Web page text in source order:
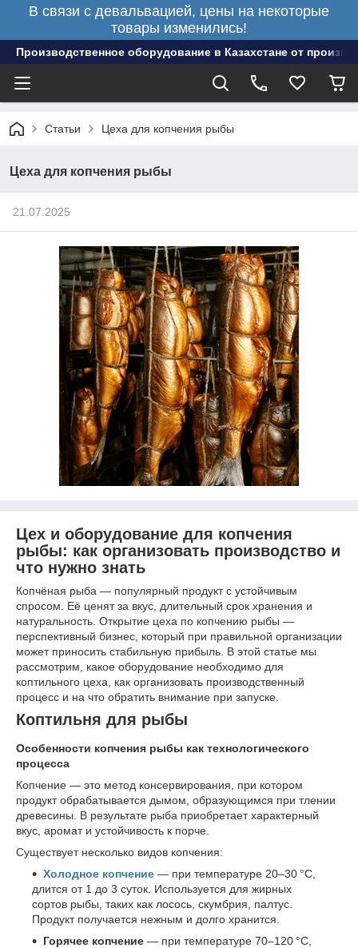
В связи с девальвацией, цены на некоторые
товары изменились!
Производственное оборудование в Казахстане от
Статьи Цеха для копчения рыбы
Цеха для копчения рыбы
21.07.2025
Цех и оборудование для копчения
рыбы: как организовать производство и
что нужно знать
Копчёная рыба — популярный продукт с устойчивым
спросом. Её ценят за вкус, длительный срок хранения и
натуральность. Открытие цеха по копчению рыбы —
перспективный бизнес, который при правильной организации
может приносить стабильную прибыль. В этой статье мы
рассмотрим, какое оборудование необходимо для
коптильного цеха, как организовать производственный
процесс и на что обратить внимание при запуске.
Коптильня для рыбы
Особенности копчения рыбы как технологического
процесса
Копчение — это метод консервирования, при котором
продукт обрабатывается дымом, образующимся при тлении
древесины. В результате рыба приобретает характерный
вкус, аромат и устойчивость к порче.
Существует несколько видов копчения:
Холодное копчение — при температуре 20–30 °C,
длится от 1 до 3 суток. Используется для жирных
сортов рыбы, таких как лосось, скумбрия, палтус.
Продукт получается нежным и долго хранится.
Горячее копчение — при температуре 70–120 °C,